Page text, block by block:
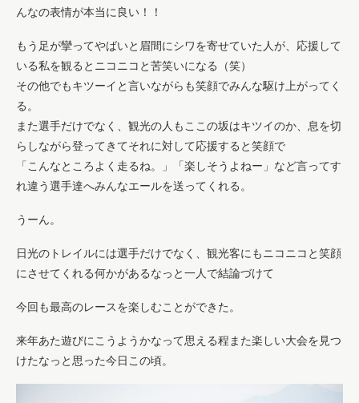
んなの表情が本当に良い！！
もう足が攣ってやばいと眉間にシワを寄せていた人が、応援して
いる私を観るとニコニコと苦笑いになる（笑）
その他でもキツーイと言いながらも笑顔でみんな駆け上がってく
る。
また選手だけでなく、観光の人もここの坂はキツイのか、息を切
らしながら登ってきてそれに対して応援すると笑顔で
「こんなところよく走るね。」「楽しそうよねー」など言ってす
れ違う選手達へみんなエールを送ってくれる。
うーん。
日光のトレイルには選手だけでなく、観光客にもニコニコと笑顔
にさせてくれる何かがあるなっと一人で結論づけて
今回も最高のレースを楽しむことができた。
来年あた遊びにこうようかなって思える程また楽しい大会を見つ
けたなっと思った今日この頃。